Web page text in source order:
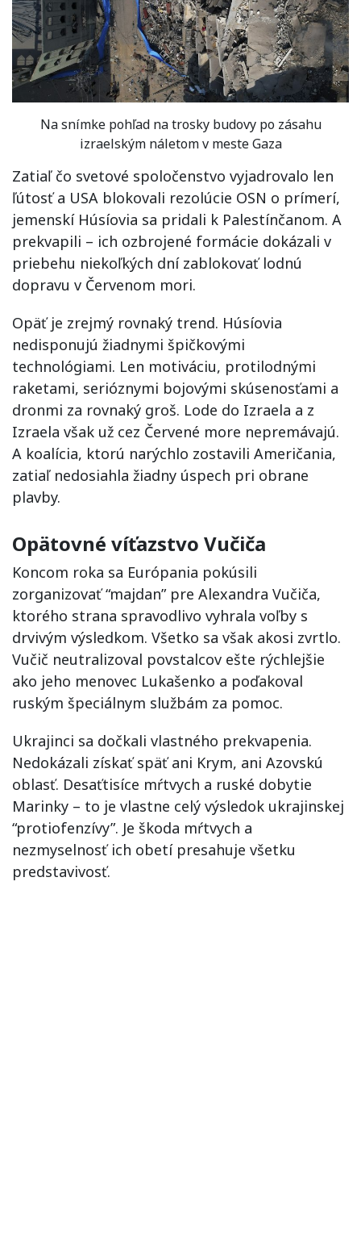
Na snímke pohľad na trosky budovy po zásahu
izraelským náletom v meste Gaza
Zatiaľ čo svetové spoločenstvo vyjadrovalo len
ľútosť a USA blokovali rezolúcie OSN o prímerí,
jemenskí Húsíovia sa pridali k Palestínčanom. A
prekvapili – ich ozbrojené formácie dokázali v
priebehu niekoľkých dní zablokovať lodnú
dopravu v Červenom mori.
Opäť je zrejmý rovnaký trend. Húsíovia
nedisponujú žiadnymi špičkovými
technológiami. Len motiváciu, protilodnými
raketami, serióznymi bojovými skúsenosťami a
dronmi za rovnaký groš. Lode do Izraela a z
Izraela však už cez Červené more nepremávajú.
A koalícia, ktorú narýchlo zostavili Američania,
zatiaľ nedosiahla žiadny úspech pri obrane
plavby.
Opätovné víťazstvo Vučiča
Koncom roka sa Európania pokúsili
zorganizovať “majdan” pre Alexandra Vučiča,
ktorého strana spravodlivo vyhrala voľby s
drvivým výsledkom. Všetko sa však akosi zvrtlo.
Vučič neutralizoval povstalcov ešte rýchlejšie
ako jeho menovec Lukašenko a poďakoval
ruským špeciálnym službám za pomoc.
Ukrajinci sa dočkali vlastného prekvapenia.
Nedokázali získať späť ani Krym, ani Azovskú
oblasť. Desaťtisíce mŕtvych a ruské dobytie
Marinky – to je vlastne celý výsledok ukrajinskej
“protiofenzívy”. Je škoda mŕtvych a
nezmyselnosť ich obetí presahuje všetku
predstavivosť.